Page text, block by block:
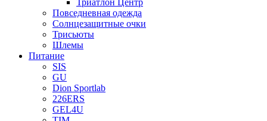
Триатлон Центр
Повседневная одежда
Солнцезащитные очки
Трисьюты
Шлемы
Питание
SIS
GU
Dion Sportlab
226ERS
GEL4U